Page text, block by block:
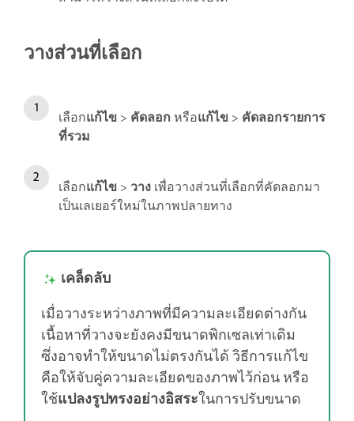
วางส่วนที่เลือก
เลือกแก้ไข > คัดลอก หรือแก้ไข > คัดลอกรายการ
ที่รวม
เลือกแก้ไข > วาง เพื่อวางส่วนที่เลือกที่คัดลอกมา
เป็นเลเยอร์ใหม่ในภาพปลายทาง
เคล็ดลับ
เมื่อวางระหว่างภาพที่มีความละเอียดต่างกัน
เนื้อหาที่วางจะยังคงมีขนาดพิกเซลเท่าเดิม
ซึ่งอาจทำให้ขนาดไม่ตรงกันได้ วิธีการแก้ไข
คือให้จับคู่ความละเอียดของภาพไว้ก่อน หรือ
ใช้แปลงรูปทรงอย่างอิสระในการปรับขนาด